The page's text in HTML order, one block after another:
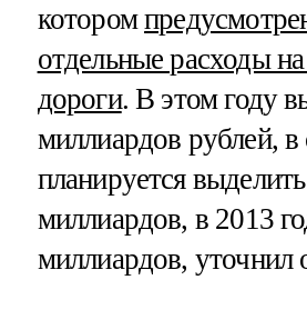
котором
отдельные расходы на
дороги. В этом году
миллиардов рублей,
планируется
миллиардов, в 2013
миллиардов, уточнил